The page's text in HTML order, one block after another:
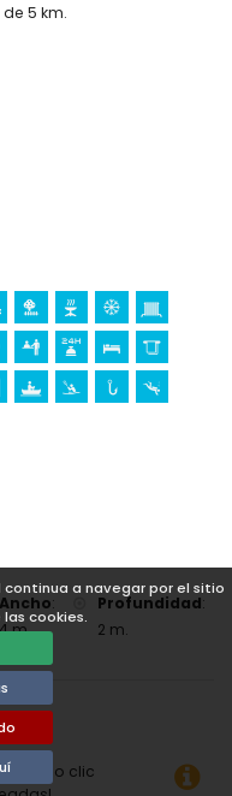
a navegar por el sitio
cookies.
Costa Blanca
iglesia (Virgen de
de Viento, Jávea),
edificio
Jávea), lugar histórico
de 10 kilómetros del
(Portal de la Vila y
del alojamiento)
ciclismo,
buceo y esnórquel (a
(a menos de 10
5 km.
Ancho:
m.
Profundidad:
2 m.
clic